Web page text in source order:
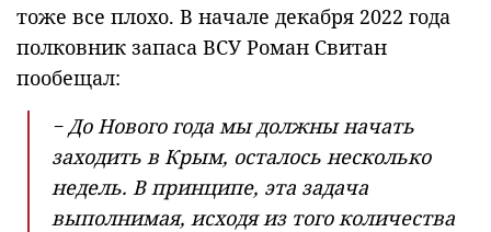
тоже все плохо. В начале декабря 2022 года
полковник запаса ВСУ Роман Свитан
пообещал:
− До Нового года мы должны начать
заходить в Крым, осталось несколько
недель. В принципе, эта задача
выполнимая, исходя из того количества